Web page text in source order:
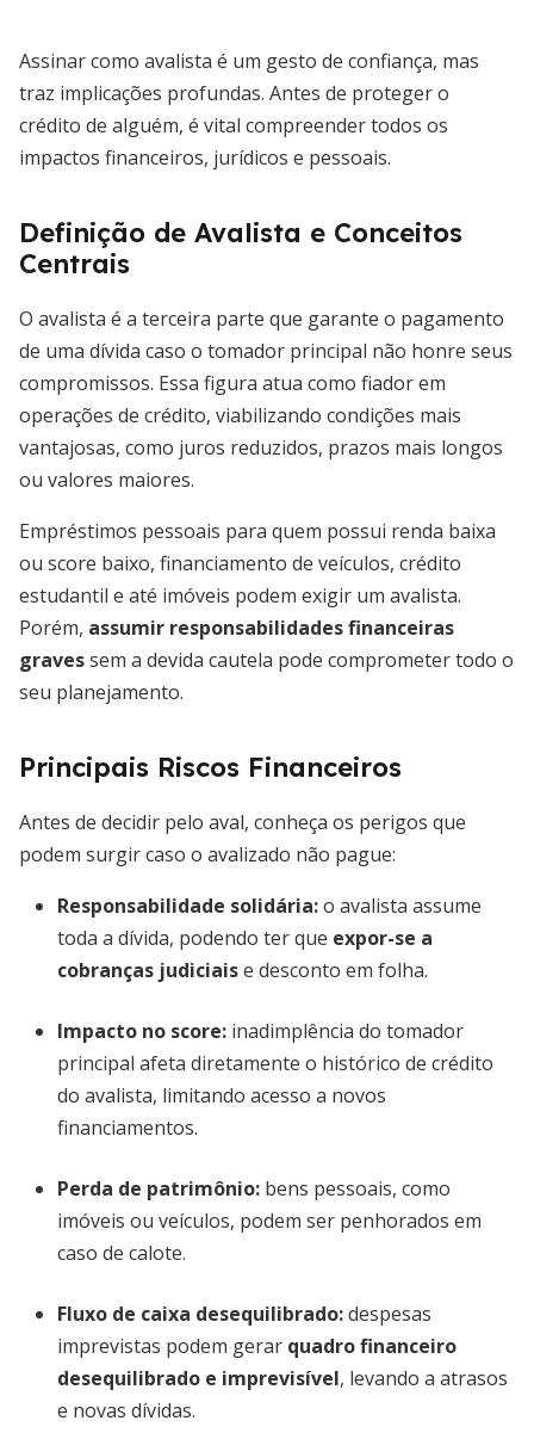
Assinar como avalista é um gesto de confiança, mas
traz implicações profundas. Antes de proteger o
crédito de alguém, é vital compreender todos os
impactos financeiros, jurídicos e pessoais.
Definição de Avalista e Conceitos
Centrais
O avalista é a terceira parte que garante o pagamento
de uma dívida caso o tomador principal não honre seus
compromissos. Essa figura atua como fiador em
operações de crédito, viabilizando condições mais
vantajosas, como juros reduzidos, prazos mais longos
ou valores maiores.
Empréstimos pessoais para quem possui renda baixa
ou score baixo, financiamento de veículos, crédito
estudantil e até imóveis podem exigir um avalista.
Porém, assumir responsabilidades financeiras
gravessem a devida cautela pode comprometer todo o
seu planejamento.
Principais Riscos Financeiros
Antes de decidir pelo aval, conheça os perigos que
podem surgir caso o avalizado não pague:
Responsabilidade solidária:o avalista assume
toda a dívida, podendo ter que expor-se a
cobranças judiciaise desconto em folha.
Impacto no score: inadimplência do tomador
principal afeta diretamente o histórico de crédito
do avalista, limitando acesso a novos
financiamentos.
Perda de patrimônio: bens pessoais, como
imóveis ou veículos, podem ser penhorados em
caso de calote.
Fluxo de caixa desequilibrado:despesas
imprevistas podem gerar quadro financeiro
desequilibrado e imprevisível, levando a atrasos
e novas dívidas.